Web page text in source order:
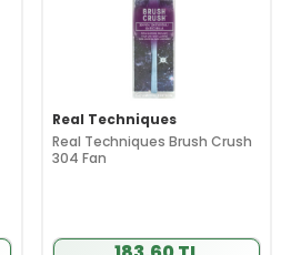
Real Techniques
Real Techniques Brush Crush
304 Fan